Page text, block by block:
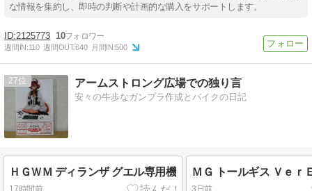
な情報を集約し、即時の判断や計画的な購入をサポートします。
2125773 10
週間IN:110 週間OUT:640 月間IN:500
27 アームストロング広場での独り言
安々の牛歩なガンプラ作成とバイクの日記
ＨＧＷＭ ディランザ グエル専用機 ＭＧ トールギス Ｖｅｒ